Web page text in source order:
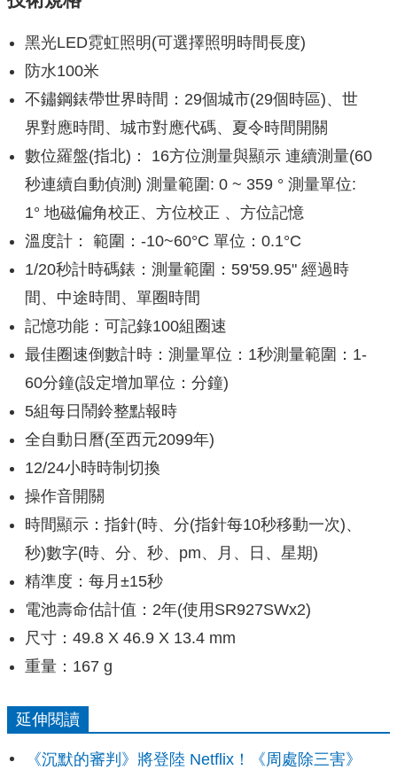
黑光LED霓虹照明(可選擇照明時間長度)
防水100米
不鏽鋼錶帶世界時間：29個城市(29個時區)、世
界對應時間、城市對應代碼、夏令時間開關
數位羅盤(指北)： 16方位測量與顯示 連續測量(60
秒連續自動偵測) 測量範圍: 0 ~ 359 ° 測量單位:
1° 地磁偏角校正、方位校正 、方位記憶
溫度計： 範圍：-10~60°C 單位：0.1°C
1/20秒計時碼錶：測量範圍：59'59.95" 經過時
間、中途時間、單圈時間
記憶功能：可記錄100組圈速
最佳圈速倒數計時：測量單位：1秒測量範圍：1-
60分鐘(設定增加單位：分鐘)
5組每日鬧鈴整點報時
全自動日曆(至西元2099年)
12/24小時時制切換
操作音開關
時間顯示：指針(時、分(指針每10秒移動一次)、
秒)數字(時、分、秒、pm、月、日、星期)
精準度：每月±15秒
電池壽命估計值：2年(使用SR927SWx2)
尺寸：49.8 X 46.9 X 13.4 mm
重量：167 g
延伸閱讀
《沉默的審判》將登陸 Netflix！《周處除三害》